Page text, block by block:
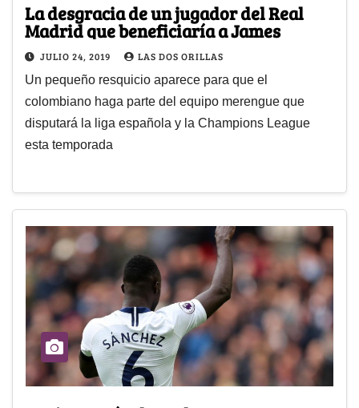
La desgracia de un jugador del Real
Madrid que beneficiaría a James
JULIO 24, 2019 LAS DOS ORILLAS
Un pequeño resquicio aparece para que el
colombiano haga parte del equipo merengue que
disputará la liga española y la Champions League
esta temporada